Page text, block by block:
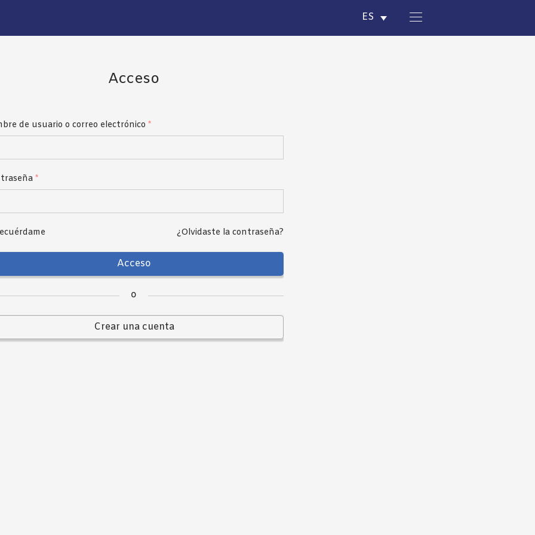
ES
Acceso
de usuario o correo electrónico *
*
¿Olvidaste la contraseña?
Acceso
o
Crear una cuenta
de correo electrónico*
personal data will be used to support your experience throughout
to manage access to your account, and for other purposes
o